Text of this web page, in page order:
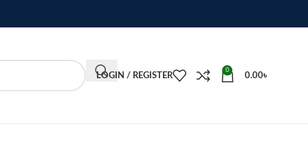
LOGIN / REGISTER
0
0.00৳